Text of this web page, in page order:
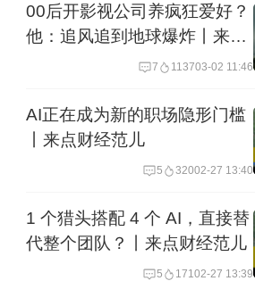
00后开影视公司养疯狂爱好？
他：追风追到地球爆炸丨来点
7 113703-02 11:46
AI正在成为新的职场隐形门槛
丨来点财经范儿
5 32002-27 13:40
1 个猎头搭配 4 个 AI，直接替
代整个团队？丨来点财经范儿
5 17102-27 13:39